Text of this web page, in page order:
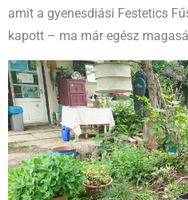
amit a gyenesdiási Festetics
kapott – ma már egész